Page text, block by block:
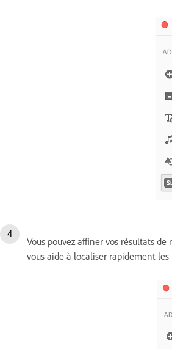
Vous pouvez affiner vos résultats
vous aide à localiser rapidement